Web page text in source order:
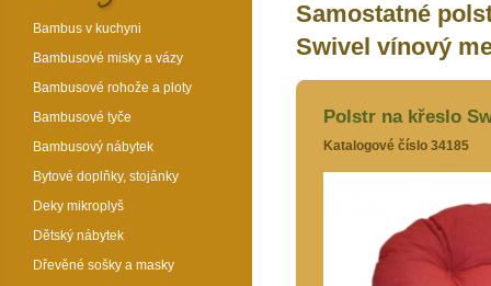
Samostatné
Swivel vínový
Polstr na křeslo
Katalogové číslo 34185
Bambus v kuchyni
Bambusové misky a vázy
Bambusové rohože a ploty
Bambusové tyče
Bambusový nábytek
Bytové doplňky, stojánky
Deky mikroplyš
Dětský nábytek
Dřevěné sošky a masky